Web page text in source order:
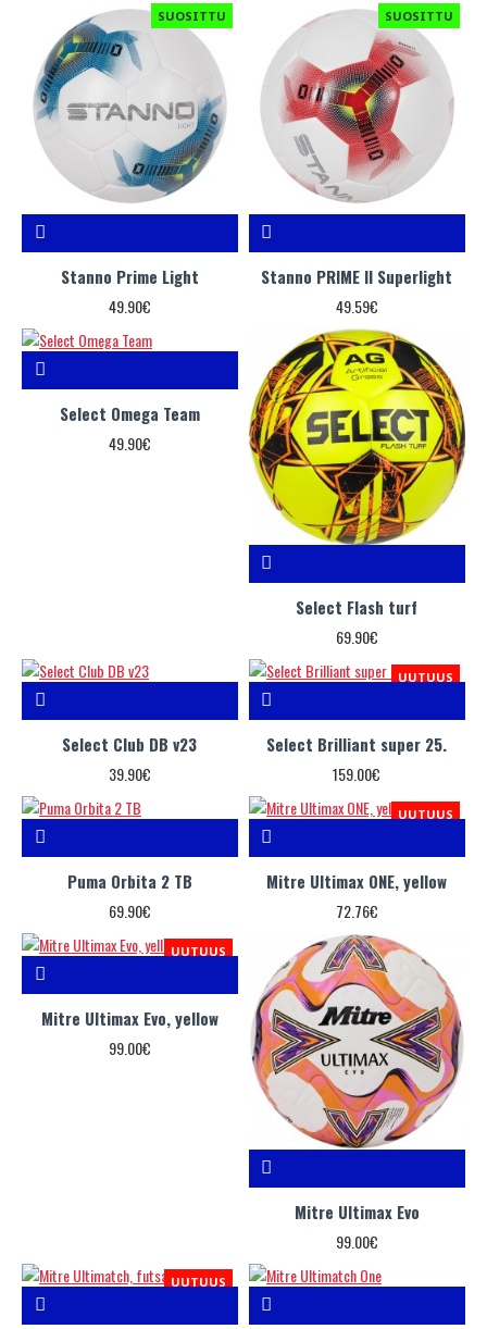
SUOSITTU
Stanno Prime Light
49.90€
SUOSITTU
Stanno PRIME II Superlight
49.59€
Select Omega Team
49.90€
Select Flash turf
69.90€
Select Club DB v23
39.90€
UUTUUS
Select Brilliant super 25.
159.00€
Puma Orbita 2 TB
69.90€
UUTUUS
Mitre Ultimax ONE, yellow
72.76€
UUTUUS
Mitre Ultimax Evo, yellow
99.00€
Mitre Ultimax Evo
99.00€
UUTUUS